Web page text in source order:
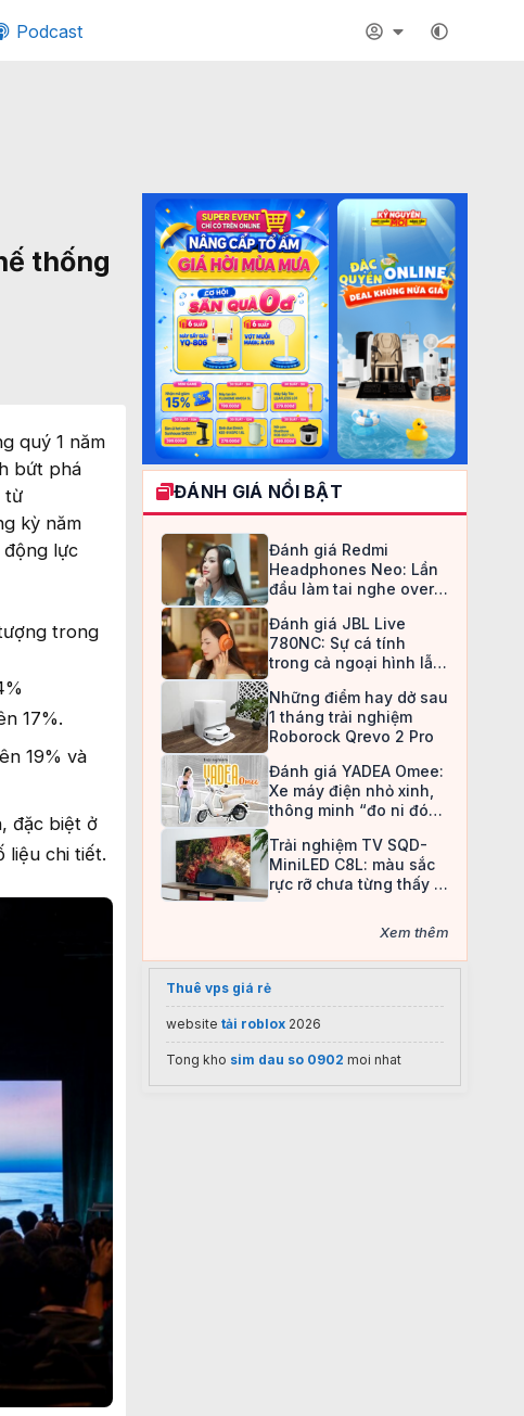
Podcast
thống
quý 1 năm
bứt phá
từ
kỳ năm
động lực
trong
17%.
19% và
đặc biệt ở
liệu chi tiết.
ĐÁNH GIÁ NỔI BẬT
Đánh giá Redmi
Headphones Neo: Lần
đầu làm tai nghe over-
an toàn
Đánh giá JBL Live
780NC: Sự cá tính
trong cả ngoại hình lẫn
Những điểm hay dở sau
1 tháng trải nghiệm
Roborock Qrevo 2 Pro
Đánh giá YADEA Omee:
Xe máy điện nhỏ xinh,
thông minh “đo ni đóng
Trải nghiệm TV SQD-
MiniLED C8L: màu sắc
rực rỡ chưa từng thấy ở
Xem thêm
Thuê vps giá rẻ
website tải roblox 2026
Tong kho sim dau so 0902 moi nhat